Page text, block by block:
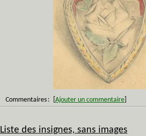
Commentaires : Ajouter un commentaire
Liste des insignes, sans images